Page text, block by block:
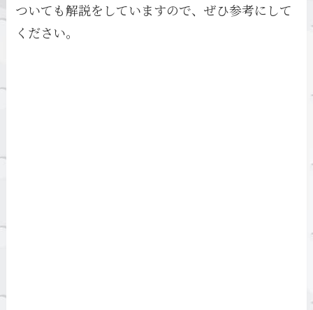
ついても解説をしていますので、ぜひ参考にして
ください。